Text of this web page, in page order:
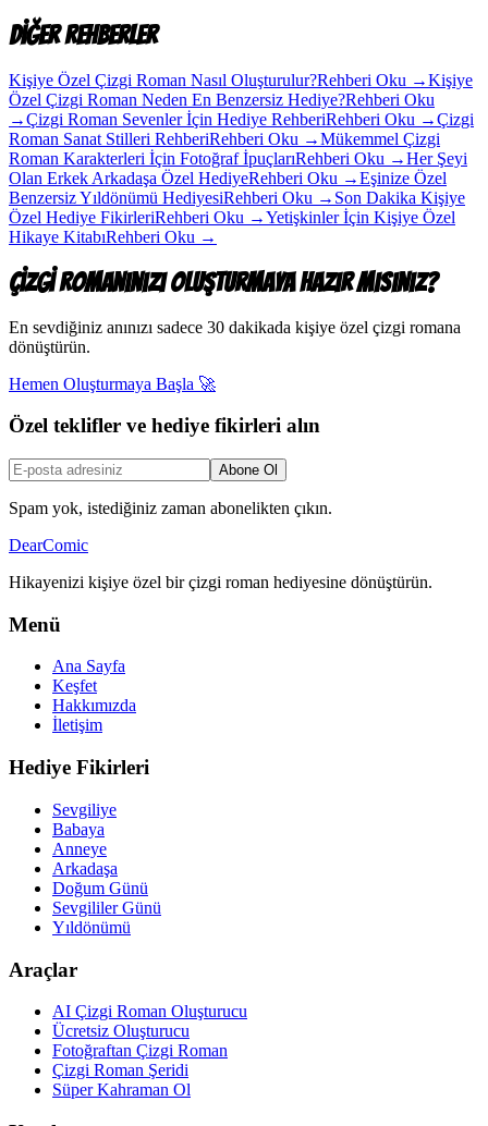
Diğer Rehberler
Kişiye Özel Çizgi Roman Nasıl Oluşturulur?Rehberi Oku →Kişiye
Özel Çizgi Roman Neden En Benzersiz Hediye?Rehberi Oku
→Çizgi Roman Sevenler İçin Hediye RehberiRehberi Oku →Çizgi
Roman Sanat Stilleri RehberiRehberi Oku →Mükemmel Çizgi
Roman Karakterleri İçin Fotoğraf İpuçlarıRehberi Oku →Her Şeyi
Olan Erkek Arkadaşa Özel HediyeRehberi Oku →Eşinize Özel
Benzersiz Yıldönümü HediyesiRehberi Oku → Son Dakika Kişiye
Özel Hediye FikirleriRehberi Oku →Yetişkinler İçin Kişiye Özel
Hikaye KitabıRehberi Oku →
Çizgi Romanınızı Oluşturmaya Hazır mısınız?
En sevdiğiniz anınızı sadece 30 dakikada kişiye özel çizgi romana
dönüştürün.
Hemen Oluşturmaya Başla 🚀
Özel teklifler ve hediye fikirleri alın
Abone Ol
Spam yok, istediğiniz zaman abonelikten çıkın.
DearComic
Hikayenizi kişiye özel bir çizgi roman hediyesine dönüştürün.
Menü
Ana Sayfa
Keşfet
Hakkımızda
İletişim
Hediye Fikirleri
Sevgiliye
Babaya
Anneye
Arkadaşa
Doğum Günü
Sevgililer Günü
Yıldönümü
Araçlar
AI Çizgi Roman Oluşturucu
Ücretsiz Oluşturucu
Fotoğraftan Çizgi Roman
Çizgi Roman Şeridi
Süper Kahraman Ol